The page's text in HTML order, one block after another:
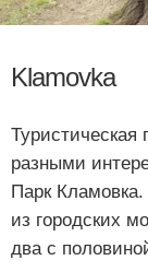
Klamovka
Туристическая
разными
Парк
из городских
два с